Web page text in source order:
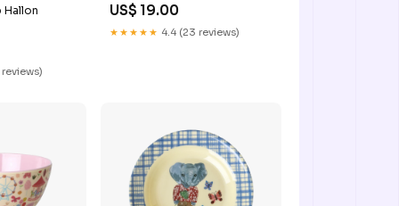
Hallon US$ 19.00
★★★★★ 4.4 (23 reviews)